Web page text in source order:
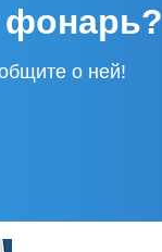
фонарь?
о ней!